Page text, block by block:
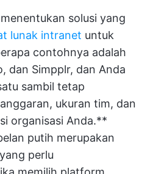
solusi yang
lunak intranet untuk
contohnya adalah
dan Simpplr, dan Anda
sambil tetap
ukuran tim, dan
organisasi Anda.**
putih merupakan
perlu